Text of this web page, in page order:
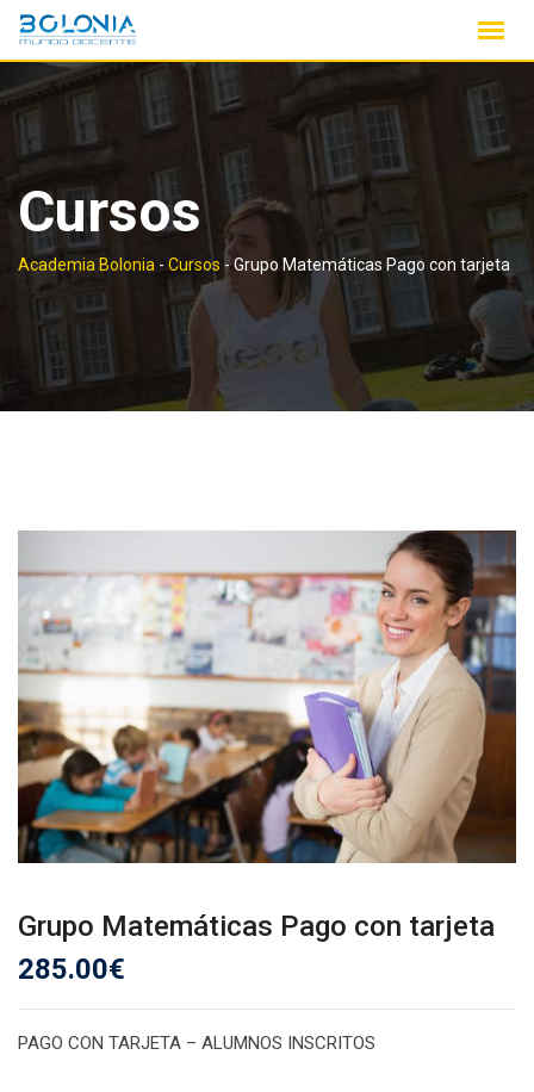
Saltar
contenido
Cursos
Academia Bolonia - Cursos -Grupo Matemáticas Pago con tarjeta
Grupo Matemáticas Pago con tarjeta
285.00€
PAGO CON TARJETA – ALUMNOS INSCRITOS